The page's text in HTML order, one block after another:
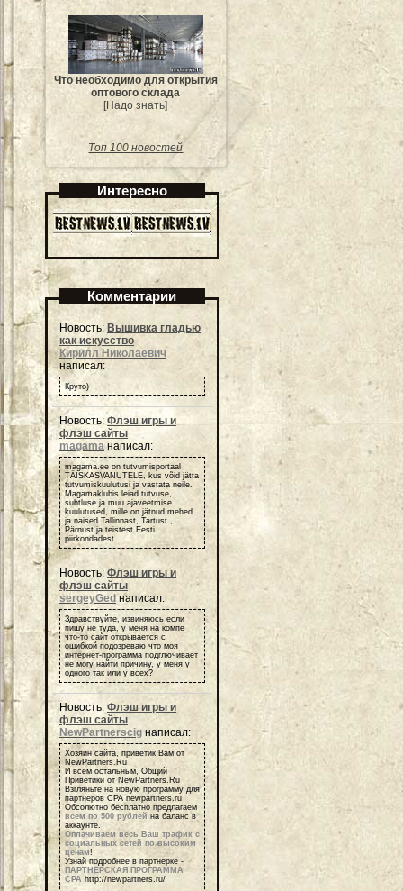
Что необходимо для открытия
оптового склада
[Надо знать]
Топ 100 новостей
Интересно
Комментарии
Новость: Вышивка гладью
как искусство
Кирилл Николаевич
написал:
Круто)
Новость: Флэш игры и
флэш сайты
magama написал:
magama.ee on tutvumisportaal
TÄISKASVANUTELE, kus võid jätta
tutvumiskuulutusi ja vastata neile.
Magamaklubis leiad tutvuse,
suhtluse ja muu ajaveetmise
kuulutused, mille on jätnud mehed
ja naised Tallinnast, Tartust ,
Pärnust ja teistest Eesti
piirkondadest.
Новость: Флэш игры и
флэш сайты
sergeyGedнаписал:
Здравствуйте, извиняюсь если
пишу не туда, у меня на компе
что-то сайт открывается с
ошибкой подозреваю что моя
интернет-программа подглючивает
не могу найти причину, у меня у
одного так или у всех?
Новость: Флэш игры и
флэш сайты
NewPartnerscig написал:
Хозяин сайта, приветик Вам от
NewPartners.Ru
И всем остальным, Общий
Приветики от NewPartners.Ru
Взгляньте на новую программу для
партнеров СРА newpartners.ru
Обсолютно бесплатно предлагаем
всем по 500 рублей на баланс в
аккаунте.
Оплачиваем весь Ваш трафик с
социальных сетей по высоким
ценам!
Узнай подробнее в партнерке -
ПАРТНЕРСКАЯ ПРОГРАММА
СРА http://newpartners.ru/